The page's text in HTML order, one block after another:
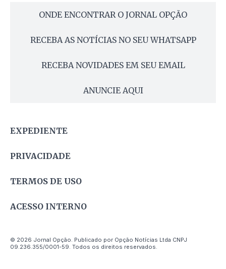
ONDE ENCONTRAR O JORNAL OPÇÃO
RECEBA AS NOTÍCIAS NO SEU WHATSAPP
RECEBA NOVIDADES EM SEU EMAIL
ANUNCIE AQUI
EXPEDIENTE
PRIVACIDADE
TERMOS DE USO
ACESSO INTERNO
© 2026 Jornal Opção. Publicado por Opção Notícias Ltda CNPJ
09.236.355/0001-59. Todos os direitos reservados.